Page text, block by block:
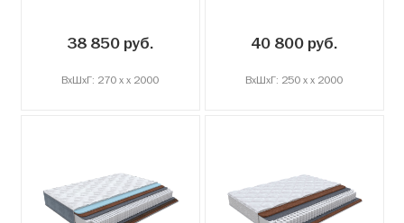
38 850 руб.
ВxШxГ: 270 x x 2000
40 800 руб.
ВxШxГ: 250 x x 2000